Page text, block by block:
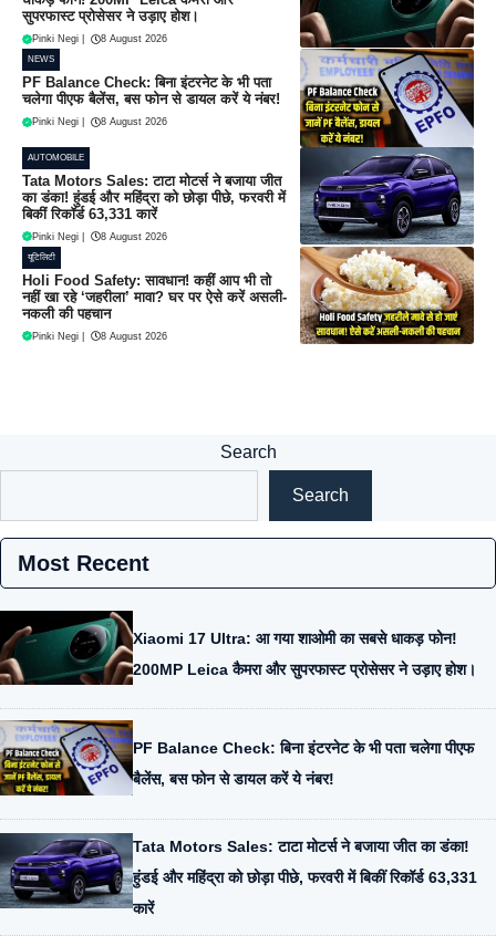
सुपरफास्ट प्रोसेसर ने उड़ाए होश।
Pinki Negi 8 August 2026
NEWS
PF Balance Check: बिना इंटरनेट के भी पता
चलेगा पीएफ बैलेंस, बस फोन से डायल करें ये नंबर!
Pinki Negi 8 August 2026
AUTOMOBILE
Tata Motors Sales: टाटा मोटर्स ने बजाया जीत
का डंका! हुंडई और महिंद्रा को छोड़ा पीछे, फरवरी में
बिकीं रिकॉर्ड 63,331 कारें
Pinki Negi 8 August 2026
यूटिलिटी
Holi Food Safety: सावधान! कहीं आप भी तो
नहीं खा रहे ‘जहरीला’ मावा? घर पर ऐसे करें असली-
नकली की पहचान
Pinki Negi 8 August 2026
Search
Search
Most Recent
Xiaomi 17 Ultra: आ गया शाओमी का सबसे धाकड़ फोन!
200MP Leica कैमरा और सुपरफास्ट प्रोसेसर ने उड़ाए होश।
PF Balance Check: बिना इंटरनेट के भी पता चलेगा पीएफ
बैलेंस, बस फोन से डायल करें ये नंबर!
Tata Motors Sales: टाटा मोटर्स ने बजाया जीत का डंका!
हुंडई और महिंद्रा को छोड़ा पीछे, फरवरी में बिकीं रिकॉर्ड 63,331
कारें